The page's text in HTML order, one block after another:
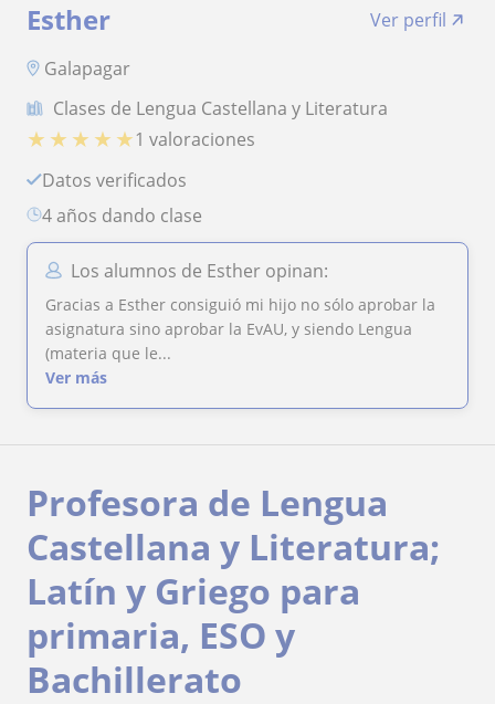
Esther
Ver perfil
Galapagar
Clases de Lengua Castellana y Literatura
★ ★ ★ ★ ★1 valoraciones
Datos verificados
4 años dando clase
Los alumnos de Esther opinan:
Gracias a Esther consiguió mi hijo no sólo aprobar la
asignatura sino aprobar la EvAU, y siendo Lengua
(materia que le...
Ver más
Profesora de Lengua
Castellana y Literatura;
Latín y Griego para
primaria, ESO y
Bachillerato